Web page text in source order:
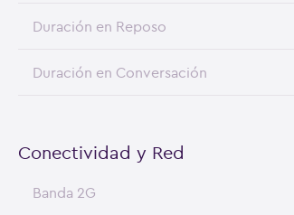
Duración en Reposo
Duración en Conversación
Conectividad y Red
Banda 2G